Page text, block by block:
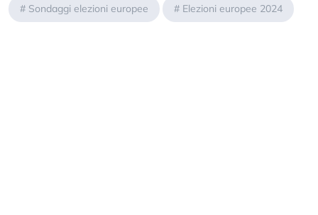
# Sondaggi elezioni europee # Elezioni europee 2024